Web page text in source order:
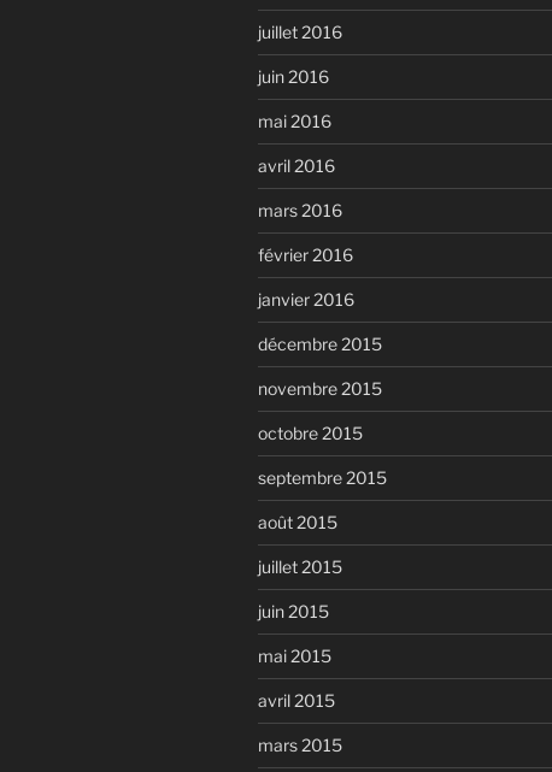
juillet 2016
juin 2016
mai 2016
avril 2016
mars 2016
février 2016
janvier 2016
décembre 2015
novembre 2015
octobre 2015
septembre 2015
août 2015
juillet 2015
juin 2015
mai 2015
avril 2015
mars 2015